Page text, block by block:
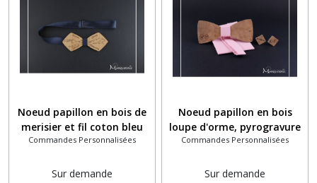
Noeud papillon en bois de
merisier et fil coton bleu
marine avec pyrogravure
Commandes Personnalisées
Sur demande
Noeud papillon en bois
loupe d'orme, pyrogravure
initiales dans un coeur et
Commandes Personnalisées
Sur demande